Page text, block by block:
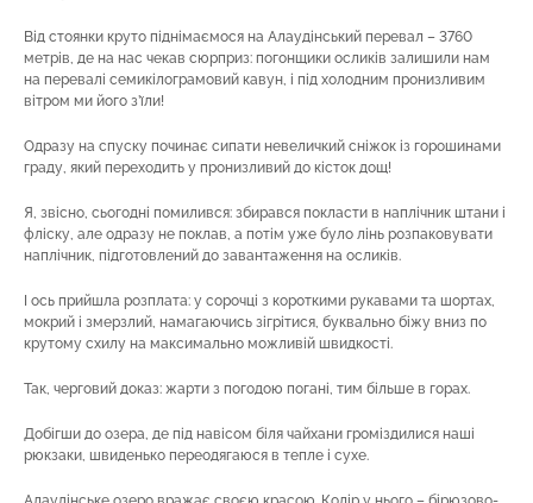
Від стоянки круто піднімаємося на Алаудінський перевал – 3760
метрів, де на нас чекав сюрприз: погонщики осликів залишили нам
на перевалі семикілограмовий кавун, і під холодним пронизливим
вітром ми його з’їли!
Одразу на спуску починає сипати невеличкий сніжок із горошинами
граду, який переходить у пронизливий до кісток дощ!
Я, звісно, сьогодні помилився: збирався покласти в наплічник штани і
фліску, але одразу не поклав, а потім уже було лінь розпаковувати
наплічник, підготовлений до завантаження на осликів.
І ось прийшла розплата: у сорочці з короткими рукавами та шортах,
мокрий і змерзлий, намагаючись зігрітися, буквально біжу вниз по
крутому схилу на максимально можливій швидкості.
Так, черговий доказ: жарти з погодою погані, тим більше в горах.
Добігши до озера, де під навісом біля чайхани громіздилися наші
рюкзаки, швиденько переодягаюся в тепле і сухе.